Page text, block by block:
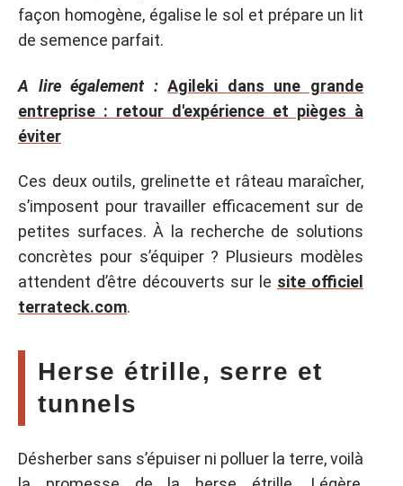
façon homogène, égalise le sol et prépare un lit
de semence parfait.
A lire également : Agileki dans une grande
entreprise : retour d'expérience et pièges à
éviter
Ces deux outils, grelinette et râteau maraîcher,
s’imposent pour travailler efficacement sur de
petites surfaces. À la recherche de solutions
concrètes pour s’équiper ? Plusieurs modèles
attendent d’être découverts sur le site officiel
terrateck.com.
Herse étrille, serre et
tunnels
Désherber sans s’épuiser ni polluer la terre, voilà